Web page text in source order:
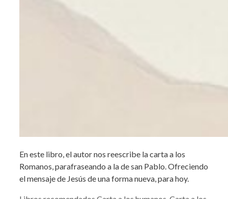
En este libro, el autor nos reescribe la carta a los
Romanos, parafraseando a la de san Pablo. Ofreciendo
el mensaje de Jesús de una forma nueva, para hoy.